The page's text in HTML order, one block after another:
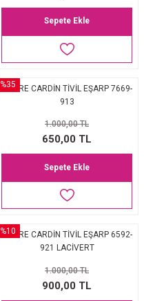
Sepete Ekle
%35
PİERRE CARDİN TİVİL EŞARP 7669-
913
1.000,00 TL
650,00 TL
Sepete Ekle
%10
PİERRE CARDİN TİVİL EŞARP 6592-
921 LACİVERT
1.000,00 TL
900,00 TL